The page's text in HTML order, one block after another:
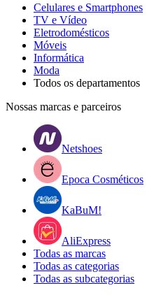
Celulares e Smartphones
TV e Vídeo
Eletrodomésticos
Móveis
Informática
Moda
Todos os departamentos
Nossas marcas e parceiros
Netshoes
Epoca Cosméticos
KaBuM!
AliExpress
Todas as marcas
Todas as categorias
Todas as subcategorias